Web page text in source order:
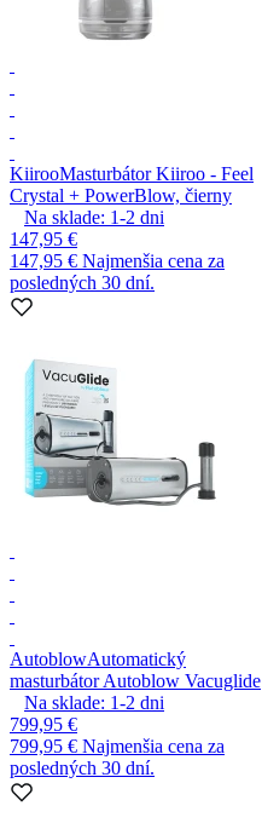
KiirooMasturbátor Kiiroo - Feel
Crystal + PowerBlow, čierny
Na sklade: 1-2 dni
147,95 €
147,95 € Najmenšia cena za
posledných 30 dní.
AutoblowAutomatický
masturbátor Autoblow Vacuglide
Na sklade: 1-2 dni
799,95 €
799,95 € Najmenšia cena za
posledných 30 dní.